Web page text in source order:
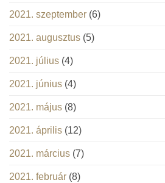
2021. szeptember (6)
2021. augusztus (5)
2021. július (4)
2021. június (4)
2021. május (8)
2021. április (12)
2021. március (7)
2021. február (8)